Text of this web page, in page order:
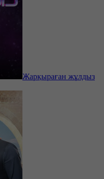
Жарқыраған жұлдыз